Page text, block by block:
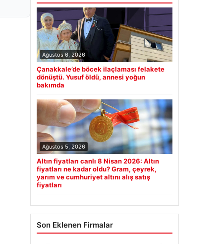
Ağustos 6, 2026
Çanakkale’de böcek ilaçlaması felakete
dönüştü. Yusuf öldü, annesi yoğun
bakımda
Ağustos 5, 2026
Altın fiyatları canlı 8 Nisan 2026: Altın
fiyatları ne kadar oldu? Gram, çeyrek,
yarım ve cumhuriyet altını alış satış
fiyatları
Son Eklenen Firmalar